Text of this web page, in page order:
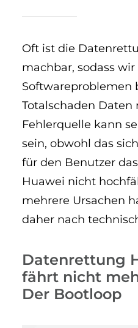
Oft ist die
machbar, sodass
Softwareproblemen
Totalschaden Daten
Fehlerquelle kann
sein, obwohl das
für den Benutzer
Huawei nicht
mehrere Ursachen
daher nach
Datenrettung
fährt nicht
Der Bootloop